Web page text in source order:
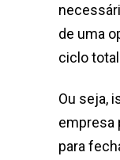
de uma
ciclo
Ou seja,
empresa
para